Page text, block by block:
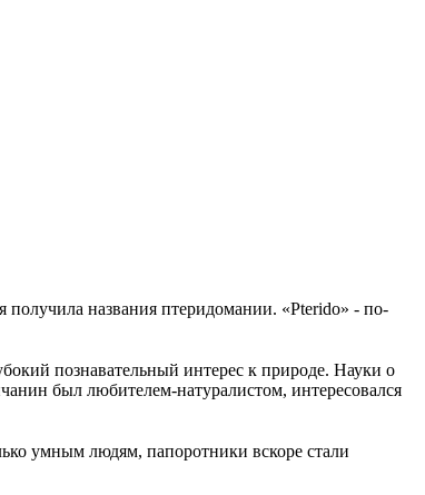
названия птеридомании. «Pterido» - по-
познавательный интерес к природе. Науки о
был любителем-натуралистом, интересовался
умным людям, папоротники вскоре стали